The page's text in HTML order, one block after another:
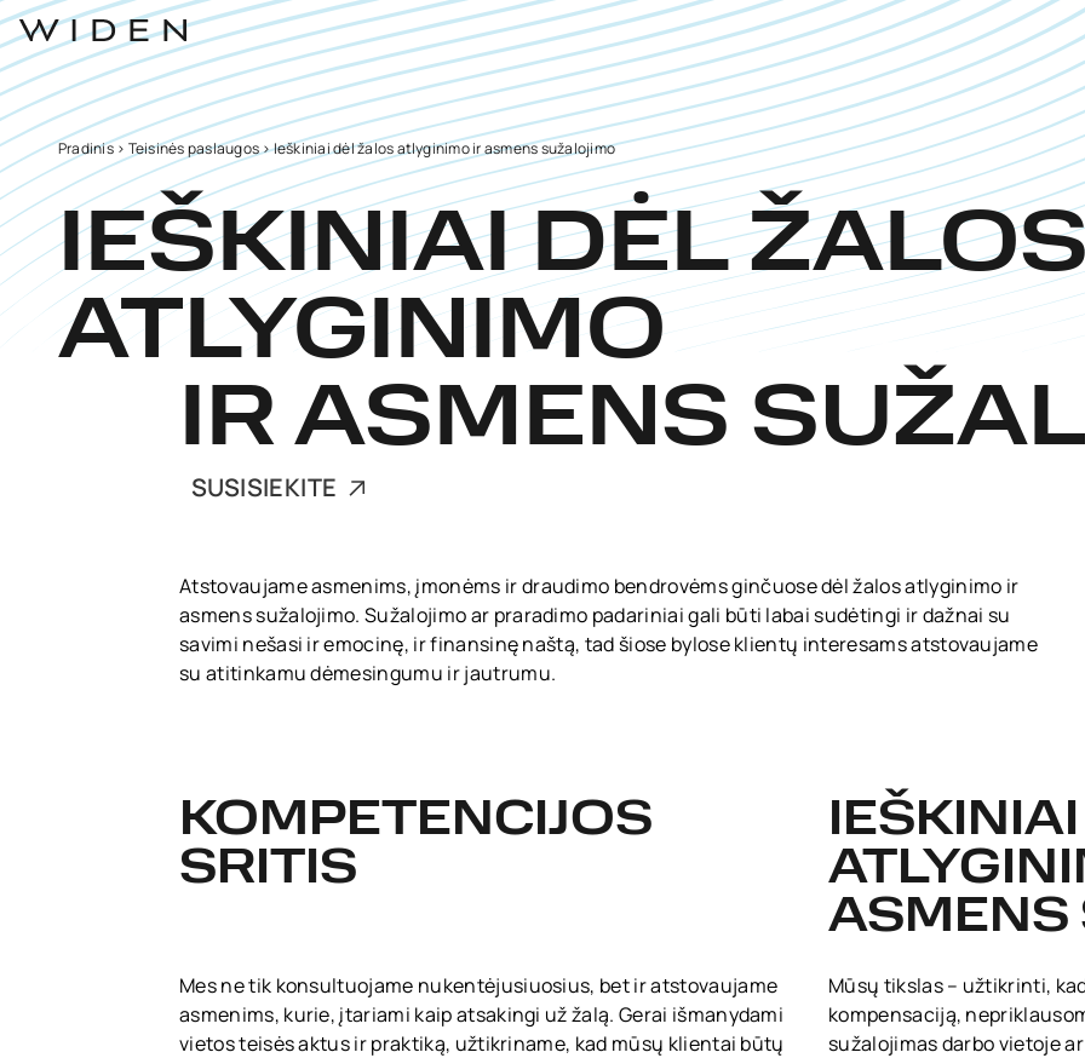
Pradinis > Teisinės paslaugos>Ieškiniai dėl žalos atlyginimo ir asmens sužalojimo
IEŠKINIAI DĖL
ATLYGINIMO
IR ASMENS
SUSISIEKITE
Atstovaujame asmenims, įmonėms ir draudimo bendrovėms ginčuose dėl žalos atlyginimo ir
asmens sužalojimo. Sužalojimo ar praradimo padariniai gali būti labai sudėtingi ir dažnai su
savimi nešasi ir emocinę, ir finansinę naštą, tad šiose bylose klientų interesams atstovaujame
su atitinkamu dėmesingumu ir jautrumu.
KOMPETENCIJOS
SRITIS
ASMENS
Mes ne tik konsultuojame nukentėjusiuosius, bet ir atstovaujame
asmenims, kurie, įtariami kaip atsakingi už žalą. Gerai išmanydami
vietos teisės aktus ir praktiką, užtikriname, kad mūsų klientai būtų
Mūsų tikslas – užtikrinti,
kompensaciją,
sužalojimas darbo vietoje